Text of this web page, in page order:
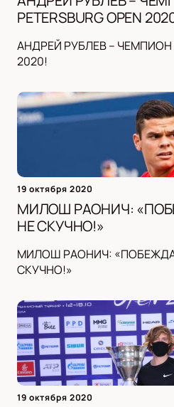
PETERSBURG OPEN
АНДРЕЙ РУБЛЕВ – ЧЕМПИОН
2020!
19 октября 2020
МИЛОШ РАОНИЧ:
НЕ СКУЧНО!»
МИЛОШ РАОНИЧ:
СКУЧНО!»
19 октября 2020